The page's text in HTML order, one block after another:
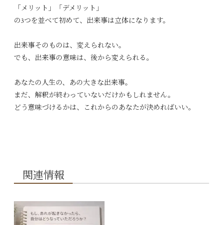
「メリット」「デメリット」
の3つを並べて初めて、出来事は立体になります。
出来事そのものは、変えられない。
でも、出来事の意味は、後から変えられる。
あなたの人生の、あの大きな出来事。
まだ、解釈が終わっていないだけかもしれません。
どう意味づけるかは、これからのあなたが決めればいい。
関連情報